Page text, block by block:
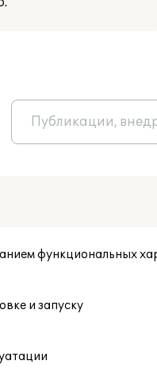
Публикации,
функциональных
и запуску